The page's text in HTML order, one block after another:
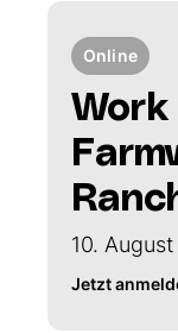
Online
Work
10.
Jetzt